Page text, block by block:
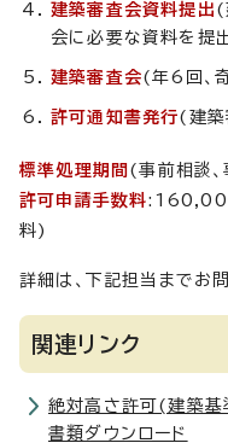
建築審査会資料提出 (
会に必要な資料を提
建築審査会(年6回、
許可通知書発行(建築
標準処理期間 (事前相談
許可申請手数料
料)
詳細は、下記担当までお
関連リンク
絶対高さ許可(建築基
書類ダウンロード